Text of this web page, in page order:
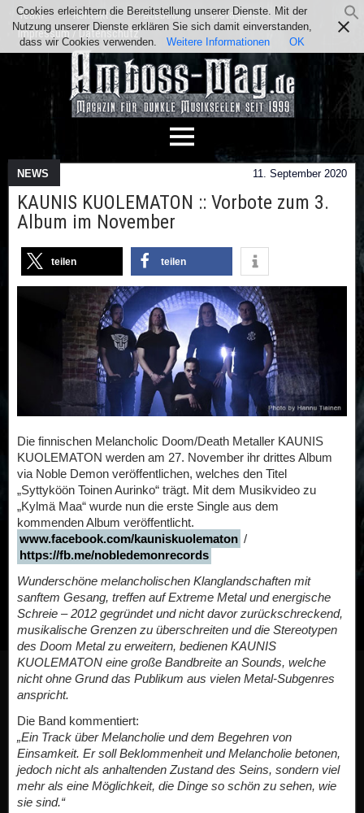
Team Kontakt Facebook
Instagram
Impressum / Datenschutz
NEWS 11. September 2020
KAUNIS KUOLEMATON :: Vorbote zum 3.
Album im November
teilen teilen
Die finnischen Melancholic Doom/Death Metaller KAUNIS
KUOLEMATON werden am 27. November ihr drittes Album
via Noble Demon veröffentlichen, welches den Titel
„Syttyköön Toinen Aurinko“ trägt. Mit dem Musikvideo zu
„Kylmä Maa“ wurde nun die erste Single aus dem
kommenden Album veröffentlicht.
www.facebook.com/kauniskuolematon /
https://fb.me/nobledemonrecords
Wunderschöne melancholischen Klanglandschaften mit
sanftem Gesang, treffen auf Extreme Metal und energische
Schreie – 2012 gegründet und nicht davor zurückschreckend,
musikalische Grenzen zu überschreiten und die Stereotypen
des Doom Metal zu erweitern, bedienen KAUNIS
KUOLEMATON eine große Bandbreite an Sounds, welche
nicht ohne Grund das Publikum aus vielen Metal-Subgenres
anspricht.
Die Band kommentiert:
„Ein Track über Melancholie und dem Begehren von
Einsamkeit. Er soll Beklommenheit und Melancholie betonen,
jedoch nicht als anhaltenden Zustand des Seins, sondern viel
mehr als eine Möglichkeit, die Dinge so schön zu sehen, wie
sie sind.“
Cookies erleichtern die Bereitstellung unserer Dienste. Mit der
Nutzung unserer Dienste erklären Sie sich damit einverstanden,
dass wir Cookies verwenden.
Weitere Informationen OK